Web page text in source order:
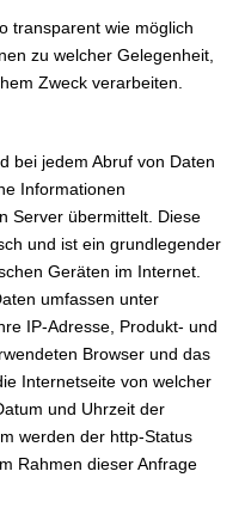
transparent wie möglich
zu welcher Gelegenheit,
Zweck verarbeiten.
bei jedem Abruf von Daten
Informationen
Server übermittelt. Diese
und ist ein grundlegender
Geräten im Internet.
umfassen unter
IP-Adresse, Produkt- und
Browser und das
Internetseite von welcher
und Uhrzeit der
werden der http-Status
Rahmen dieser Anfrage